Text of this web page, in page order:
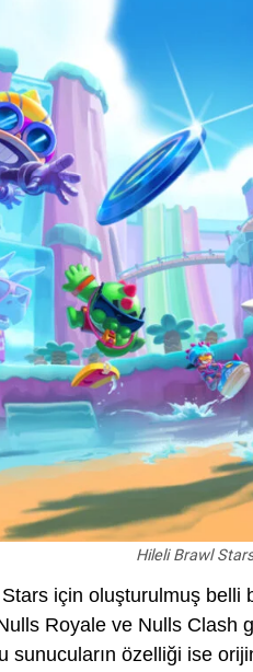
Hileli Brawl
için oluşturulmuş belli
Royale ve Nulls Clash
özelliği ise